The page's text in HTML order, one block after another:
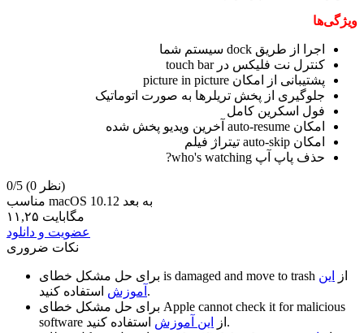
ویژگی‌ها
اجرا از طریق dock سیستم شما
کنترل نت فلیکس در touch bar
پشتیبانی از امکان picture in picture
جلوگیری از پخش تریلرها به صورت اتوماتیک
فول اسکرین کامل
امکان auto-resume آخرین ویدیو پخش شده
امکان auto-skip تیتراژ فیلم
حذف پاپ آپ who's watching?
0/5
(0 نظر)
مناسب macOS 10.12 به بعد
۱۱,۲۵ مگابایت
عضویت و دانلود
نکات ضروری
is damaged and move to trash از
این
آموزش استفاده کنید.
Apple cannot check it for malicious
software
از این آموزش
استفاده کنید.